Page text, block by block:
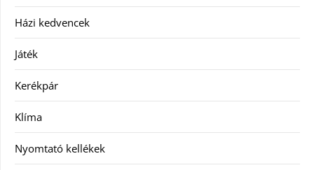
Házi kedvencek
Játék
Kerékpár
Klíma
Nyomtató kellékek